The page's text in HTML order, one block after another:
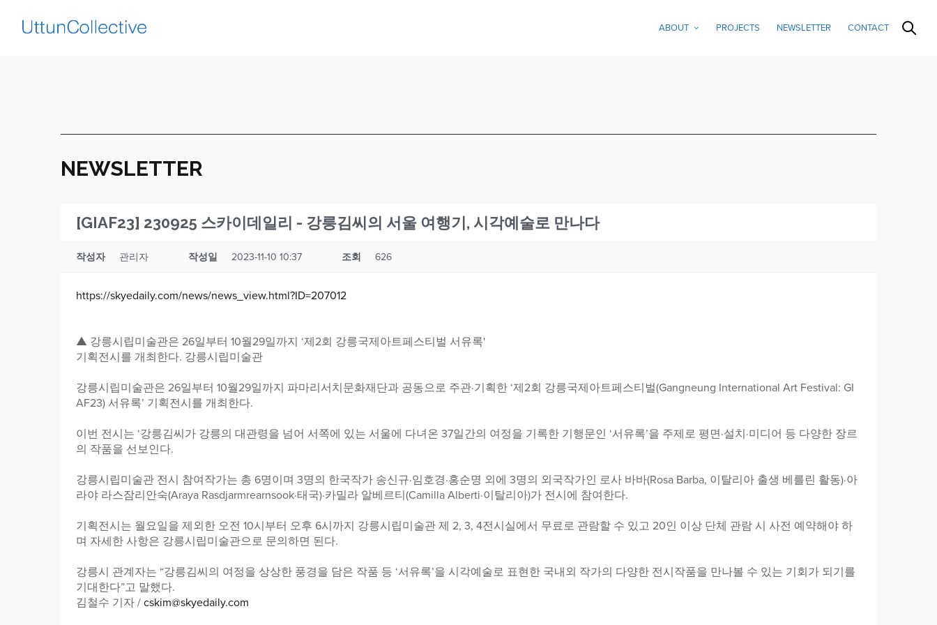
ABOUT PROJECTS NEWSLETTER CONTACT
NEWSLETTER
[GIAF23] 230925 스카이데일리 - 강릉김씨의 서울 여행기, 시각예술로 만나다
작성자 관리자 작성일 2023-11-10 10:37 조회 626
https://skyedaily.com/news/news_view.html?ID=207012
▲ 강릉시립미술관은 26일부터 10월29일까지 ‘제2회 강릉국제아트페스티벌 서유록'
기획전시를 개최한다. 강릉시립미술관
강릉시립미술관은 26일부터 10월29일까지 파마리서치문화재단과 공동으로 주관·기획한 ‘제2회 강릉국제아트페스티벌(Gangneung International Art Festival: GI
AF23) 서유록’ 기획전시를 개최한다.
이번 전시는 ‘강릉김씨가 강릉의 대관령을 넘어 서쪽에 있는 서울에 다녀온 37일간의 여정을 기록한 기행문인 ‘서유록’을 주제로 평면·설치·미디어 등 다양한 장르
의 작품을 선보인다.
강릉시립미술관 전시 참여작가는 총 6명이며 3명의 한국작가 송신규·임호경·홍순명 외에 3명의 외국작가인 로사 바바(Rosa Barba, 이탈리아 출생 베를린 활동)·아
라야 라스잠리안숙(Araya Rasdjarmrearnsook·태국)·카밀라 알베르티(Camilla Alberti·이탈리아)가 전시에 참여한다.
기획전시는 월요일을 제외한 오전 10시부터 오후 6시까지 강릉시립미술관 제 2, 3, 4전시실에서 무료로 관람할 수 있고 20인 이상 단체 관람 시 사전 예약해야 하
며 자세한 사항은 강릉시립미술관으로 문의하면 된다.
강릉시 관계자는 “강릉김씨의 여정을 상상한 풍경을 담은 작품 등 ‘서유록’을 시각예술로 표현한 국내외 작가의 다양한 전시작품을 만나볼 수 있는 기회가 되기를
기대한다”고 말했다.
김철수 기자 / cskim@skyedaily.com